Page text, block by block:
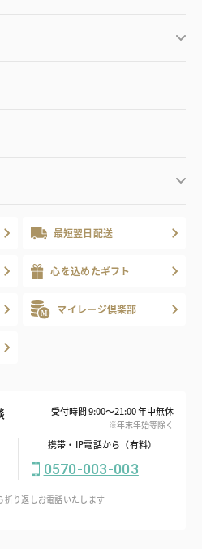
最短翌日配送
心を込めたギフト
マイレージ倶楽部
受付時間 9:00～21:00 年中無休
※年末年始等除く
携帯・IP電話から（有料）
0570-003-003
り返しお電話いたします